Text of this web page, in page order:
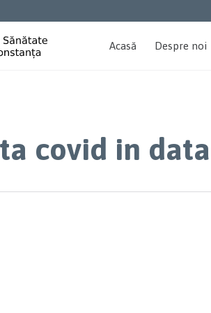
Acasă Despre noi
covid in